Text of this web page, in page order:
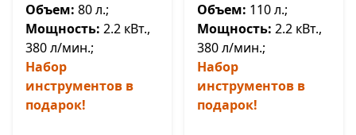
Объем: 80 л.;
Мощность: 2.2 кВт.,
380 л/мин.;
Набор
инструментов в
подарок!
Объем: 110 л.;
Мощность: 2.2 кВт.,
380 л/мин.;
Набор
инструментов в
подарок!